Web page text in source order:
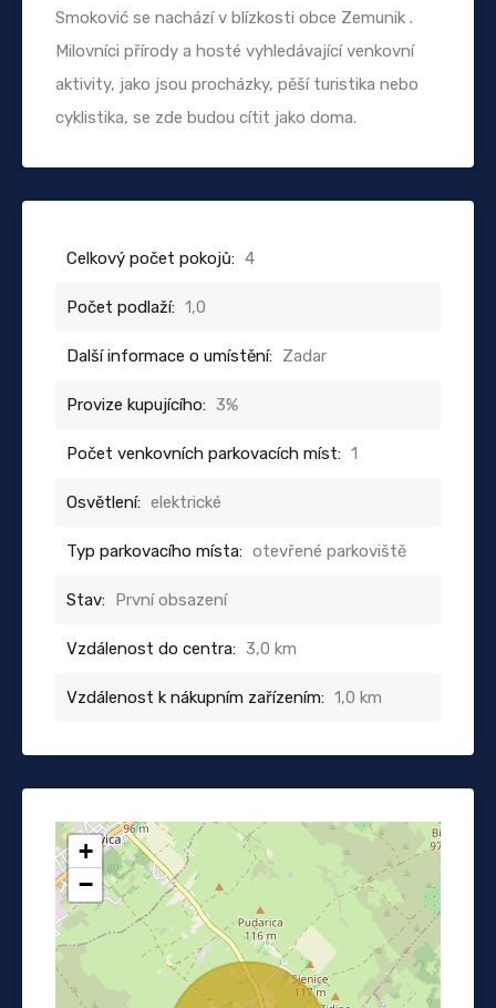
Smoković se nachází v blízkosti obce Zemunik .
Milovníci přírody a hosté vyhledávající venkovní
aktivity, jako jsou procházky, pěší turistika nebo
cyklistika, se zde budou cítit jako doma.
Celkový počet pokojů: 4
Počet podlaží: 1,0
Další informace o umístění: Zadar
Provize kupujícího: 3%
Počet venkovních parkovacích míst: 1
Osvětlení: elektrické
Typ parkovacího místa: otevřené parkoviště
Stav: První obsazení
Vzdálenost do centra: 3,0 km
Vzdálenost k nákupním zařízením: 1,0 km
+
−